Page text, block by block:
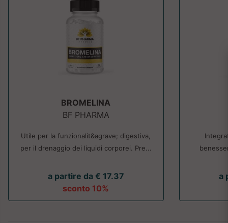
BROMELINA
BF PHARMA
Utile per la funzionalit&agrave; digestiva,
per il drenaggio dei liquidi corporei. Pre...
a partire da € 17.37
sconto 10%
a